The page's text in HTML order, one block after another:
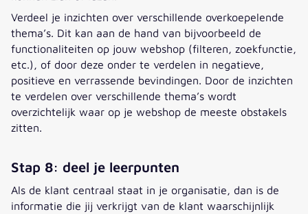
Verdeel je inzichten over verschillende overkoepelende
thema’s. Dit kan aan de hand van bijvoorbeeld de
functionaliteiten op jouw webshop (filteren, zoekfunctie,
etc.), of door deze onder te verdelen in negatieve,
positieve en verrassende bevindingen. Door de inzichten
te verdelen over verschillende thema’s wordt
overzichtelijk waar op je webshop de meeste obstakels
zitten.
Stap 8: deel je leerpunten
Als de klant centraal staat in je organisatie, dan is de
informatie die jij verkrijgt van de klant waarschijnlijk